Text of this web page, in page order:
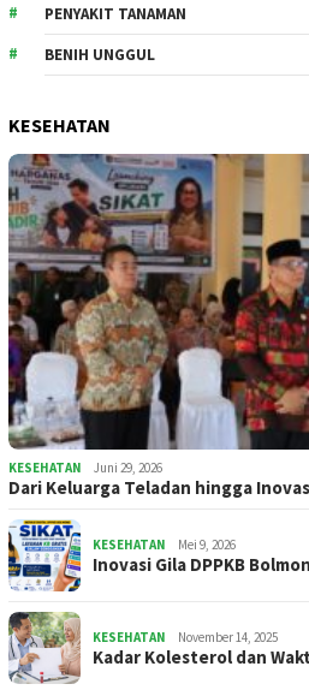
PENYAKIT TANAMAN
BENIH UNGGUL
KESEHATAN
KESEHATAN Juni 29, 2026
Dari Keluarga Teladan hingga
KESEHATAN Mei 9, 2026
Inovasi Gila DPPKB
KESEHATAN November 14, 2025
Kadar Kolesterol dan